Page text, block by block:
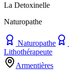
La Detoxinelle
Naturopathe
Naturopathe
Lithothérapeute
Armentières